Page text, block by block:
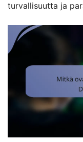
turvallisuutta ja